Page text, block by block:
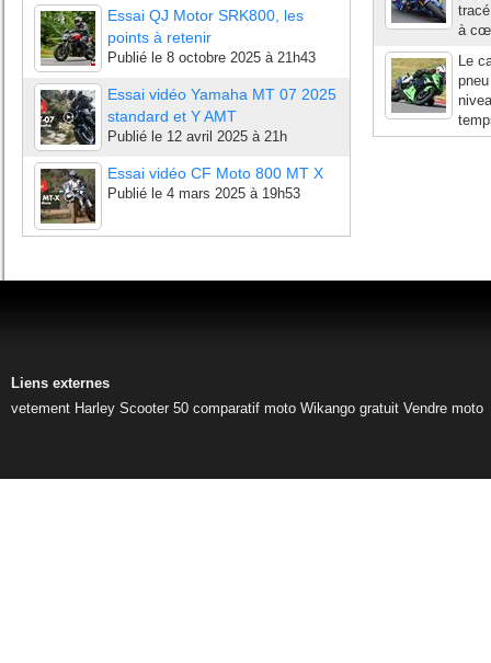
Essai QJ Motor SRK800, les
points à retenir
Publié le 8 octobre 2025 à 21h43
Essai vidéo Yamaha MT 07 2025
standard et Y AMT
Publié le 12 avril 2025 à 21h
Essai vidéo CF Moto 800 MT X
Publié le 4 mars 2025 à 19h53
à
Le
Liens externes
vetement Harley Scooter 50 comparatif moto Wikango gratuit Vendre moto